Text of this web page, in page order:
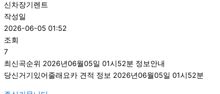
신차장기렌트
작성일
2026-06-05 01:52
조회
7
최신곡순위 2026년06월05일 01시52분 정보안내
당신거기있어줄래요카 견적 정보 2026년06월05일 01시52분